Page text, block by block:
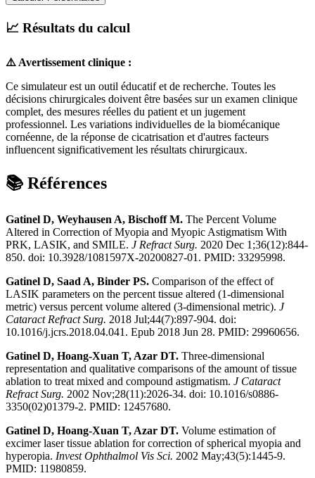
📈 Résultats du calcul
⚠️ Avertissement clinique :
Ce simulateur est un outil éducatif et de recherche. Toutes les
décisions chirurgicales doivent être basées sur un examen clinique
complet, des mesures réelles du patient et un jugement
professionnel. Les variations individuelles de la biomécanique
cornéenne, de la réponse de cicatrisation et d'autres facteurs
influencent significativement les résultats chirurgicaux.
📚 Références
Gatinel D, Weyhausen A, Bischoff M. The Percent Volume
Altered in Correction of Myopia and Myopic Astigmatism With
PRK, LASIK, and SMILE. J Refract Surg. 2020 Dec 1;36(12):844-
850. doi: 10.3928/1081597X-20200827-01. PMID: 33295998.
Gatinel D, Saad A, Binder PS. Comparison of the effect of
LASIK parameters on the percent tissue altered (1-dimensional
metric) versus percent volume altered (3-dimensional metric). J
Cataract Refract Surg. 2018 Jul;44(7):897-904. doi:
10.1016/j.jcrs.2018.04.041. Epub 2018 Jun 28. PMID: 29960656.
Gatinel D, Hoang-Xuan T, Azar DT. Three-dimensional
representation and qualitative comparisons of the amount of tissue
ablation to treat mixed and compound astigmatism. J Cataract
Refract Surg. 2002 Nov;28(11):2026-34. doi: 10.1016/s0886-
3350(02)01379-2. PMID: 12457680.
Gatinel D, Hoang-Xuan T, Azar DT. Volume estimation of
excimer laser tissue ablation for correction of spherical myopia and
hyperopia. Invest Ophthalmol Vis Sci. 2002 May;43(5):1445-9.
PMID: 11980859.